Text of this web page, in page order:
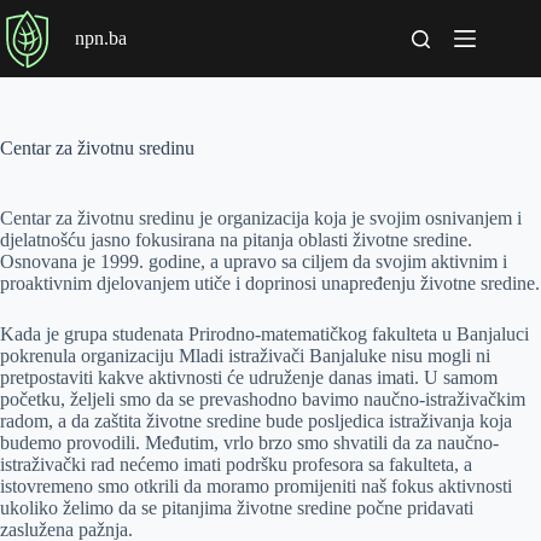
P
r
e
č
a
s
a
d
ž
a
j
npn.ba
Centar za životnu sredinu
Centar za životnu sredinu je organizacija koja je svojim osnivanjem i
djelatnošću jasno fokusirana na pitanja oblasti životne sredine.
Osnovana je 1999. godine, a upravo sa ciljem da svojim aktivnim i
proaktivnim djelovanjem utiče i doprinosi unapređenju životne sredine.
Kada je grupa studenata Prirodno-matematičkog fakulteta u Banjaluci
pokrenula organizaciju Mladi istraživači Banjaluke nisu mogli ni
pretpostaviti kakve aktivnosti će udruženje danas imati. U samom
početku, željeli smo da se prevashodno bavimo naučno-istraživačkim
radom, a da zaštita životne sredine bude posljedica istraživanja koja
budemo provodili. Međutim, vrlo brzo smo shvatili da za naučno-
istraživački rad nećemo imati podršku profesora sa fakulteta, a
istovremeno smo otkrili da moramo promijeniti naš fokus aktivnosti
ukoliko želimo da se pitanjima životne sredine počne pridavati
zaslužena pažnja.